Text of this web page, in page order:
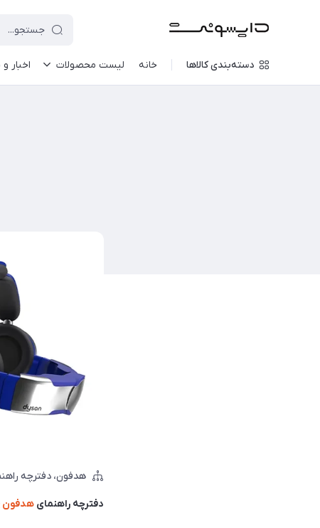
دسته‌بندی کالاها خانه لیست محصولات اخبار
هدفون دفترچه
دفترچه راهنمای هدفون